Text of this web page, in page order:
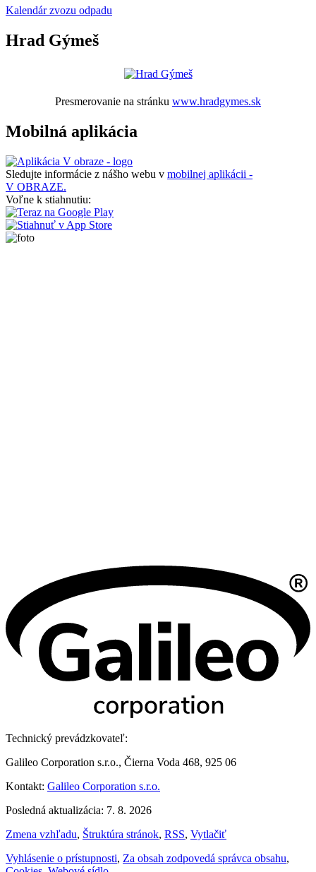
Kalendár zvozu odpadu
Hrad Gýmeš
Presmerovanie na stránku www.hradgymes.sk
Mobilná aplikácia
Sledujte informácie z nášho webu v mobilnej aplikácii -
V OBRAZE.
Voľne k stiahnutiu:
Technický prevádzkovateľ:
Galileo Corporation s.r.o., Čierna Voda 468, 925 06
Kontakt: Galileo Corporation s.r.o.
Posledná aktualizácia: 7. 8. 2026
Zmena vzhľadu, Štruktúra stránok, RSS, Vytlačiť
Vyhlásenie o prístupnosti, Za obsah zodpovedá správca obsahu,